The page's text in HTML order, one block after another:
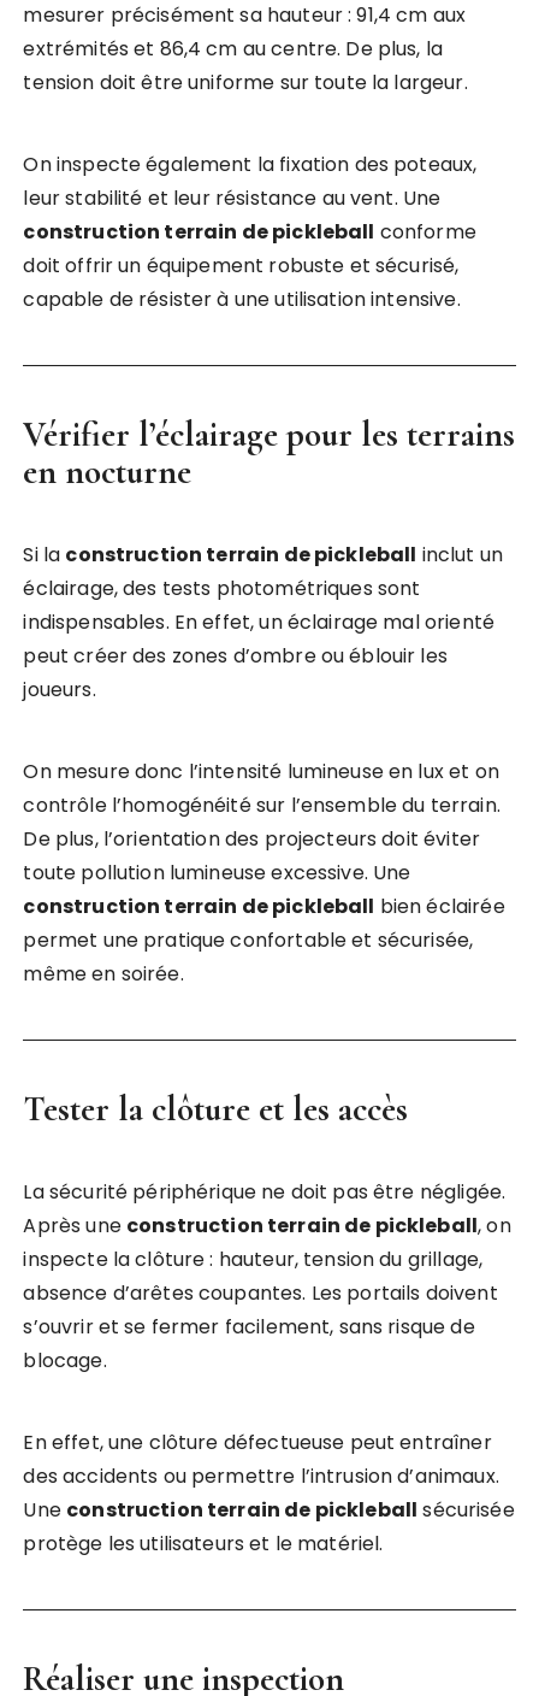
mesurer précisément sa hauteur : 91,4 cm aux
extrémités et 86,4 cm au centre. De plus, la
tension doit être uniforme sur toute la largeur.
On inspecte également la fixation des poteaux,
leur stabilité et leur résistance au vent. Une
construction terrain de pickleball conforme
doit offrir un équipement robuste et sécurisé,
capable de résister à une utilisation intensive.
Vérifier l’éclairage pour les terrains
en nocturne
Si la construction terrain de pickleball inclut un
éclairage, des tests photométriques sont
indispensables. En effet, un éclairage mal orienté
peut créer des zones d’ombre ou éblouir les
joueurs.
On mesure donc l’intensité lumineuse en lux et on
contrôle l’homogénéité sur l’ensemble du terrain.
De plus, l’orientation des projecteurs doit éviter
toute pollution lumineuse excessive. Une
construction terrain de pickleball bien éclairée
permet une pratique confortable et sécurisée,
même en soirée.
Tester la clôture et les accès
La sécurité périphérique ne doit pas être négligée.
Après une construction terrain de pickleball, on
inspecte la clôture : hauteur, tension du grillage,
absence d’arêtes coupantes. Les portails doivent
s’ouvrir et se fermer facilement, sans risque de
blocage.
En effet, une clôture défectueuse peut entraîner
des accidents ou permettre l’intrusion d’animaux.
Une construction terrain de pickleball sécurisée
protège les utilisateurs et le matériel.
Réaliser une inspection